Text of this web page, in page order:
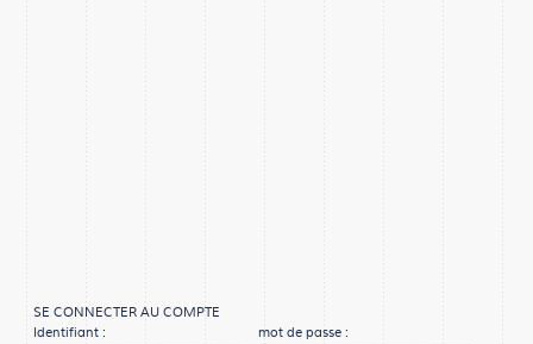
SE CONNECTER AU COMPTE
Identifiant :
mot de passe :